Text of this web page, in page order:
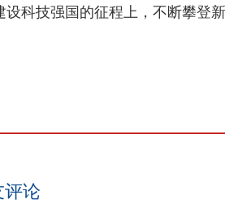
设科技强国的征程上，不断攀登新
评论